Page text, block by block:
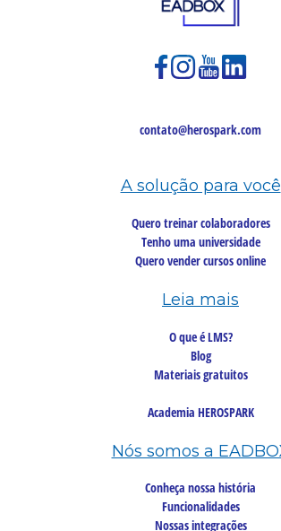
contato@herospark.com
A solução para você
Quero treinar colaboradores
Tenho uma universidade
Quero vender cursos online
Leia mais
O que é LMS?
Blog
Materiais gratuitos
Academia HEROSPARK
Nós somos a
Conheça nossa história
Funcionalidades
Nossas integrações